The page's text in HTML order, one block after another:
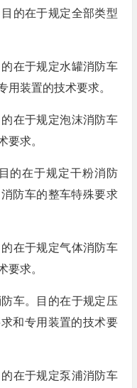
的在于规定全部类型
在于规定水罐消防车
用装置的技术要求。
在于规定泡沫消防车
要求。
的在于规定干粉消防
防车的整车特殊要求
在于规定气体消防车
要求。
车。目的在于规定压
和专用装置的技术要
在于规定泵浦消防车